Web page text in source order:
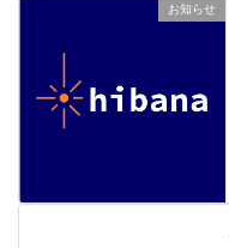
お知らせ